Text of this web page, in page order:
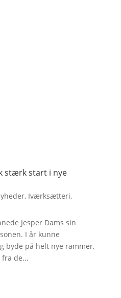
stærk start i nye
, Iværksætteri,
Jesper Dams sin
I år kunne
byde på helt nye rammer,
de...